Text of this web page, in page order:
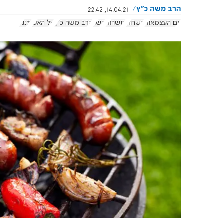
הרב משה כ"ץ
14.04.21, 22:42
יום העצמאות
כשרות כושרות בשר הרב משה כ"ץ על האש מנגל